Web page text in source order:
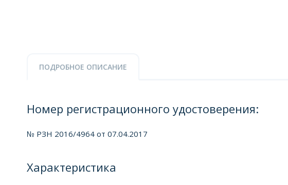
ПОДРОБНОЕ ОПИСАНИЕ
Номер регистрационного удостоверения:
№ РЗН 2016/4964 от 07.04.2017
Характеристика